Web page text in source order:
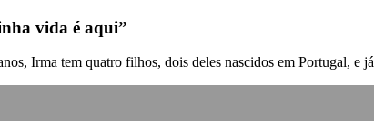
vida é aqui”
Irma tem quatro filhos, dois deles nascidos em Portugal, e